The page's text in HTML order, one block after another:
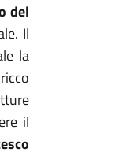
del
Il
la
il